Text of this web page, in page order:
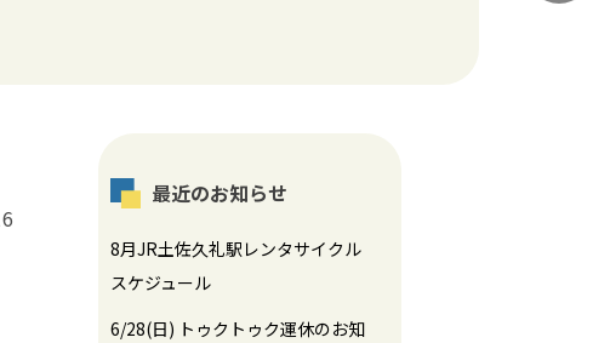
最近のお知らせ
8月JR土佐久礼駅レンタサイクル
スケジュール
6/28(日) トゥクトゥク運休のお知